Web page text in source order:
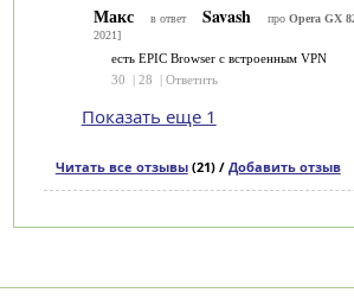
Макс в ответ Savash про Opera GX
2021]
есть EPIC Browser c встроенным VPN
30
| 28 | Ответить
Показать еще 1
Читать все отзывы(21) / Добавить отзыв